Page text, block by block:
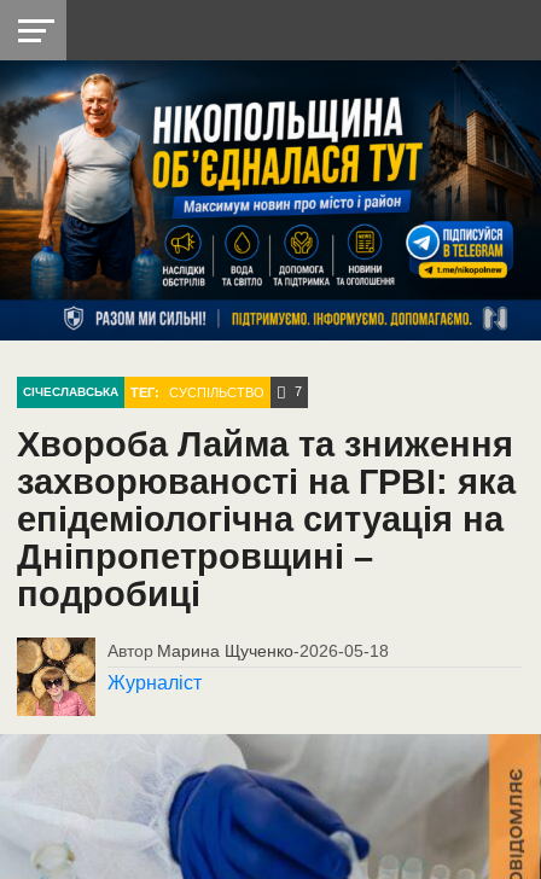
НІКОПОЛЬ
РАЙОН
СІЧЕСЛАВСЬКА
УКРАЇНА
РЕТРО
НІКОПОЛЬ
ЛАЙТ
УКРАЇНА
ДОПОМОГА
РАДІО
СІЧЕСЛАВСЬКА ТЕГ: СУСПІЛЬСТВО 7
Хвороба Лайма та зниження
захворюваності на ГРВІ: яка
епідеміологічна ситуація на
Дніпропетровщині –
подробиці
Автор Марина Щученко-2026-05-18
Журналіст